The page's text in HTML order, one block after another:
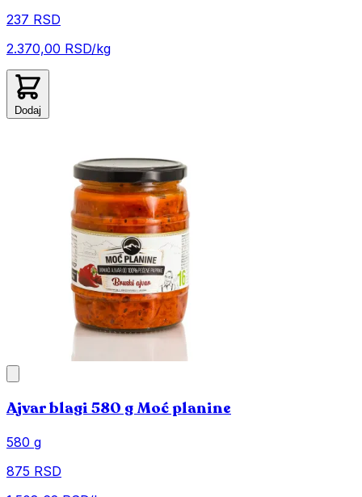
237 RSD
2.370,00 RSD/kg
Dodaj
Ajvar blagi 580 g Moć planine
580 g
875 RSD